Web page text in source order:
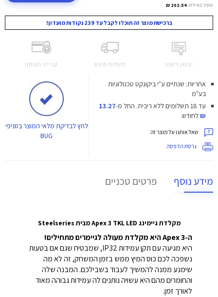
מחיר באילת: 202.54 ₪
ברכישת מוצר זה תוכלו לקבל עד 239 נקודות מועדון!
יבואן רשמי משלוח חינם קנייה בטוחה
אחריות: שנתיים ע"י ביקונקט טכנולוגיות
בע"מ
עד 18 תשלומים ללא ריבית.
החל מ-13.27
₪לחודש.
שאל אותנו על מוצר זה
גרסת הדפסה
לחץלבדיקת מלאי המוצר בסניפי
BUG
מידע נוסף פרטים טכניים
מקלדת גיימינג Apex 3 TKL LED מבית Steelseries
ה-Apex 3 היא מקלדת מעולה לגיימרים מתחילים!
היא מגיעה עם תקן עמידות IP32, שמבטיח שגם אם בטעות
נשפכה לכם כוס המיץ ממש בזמן המשחק, זה לא מה
שימנע ממנה להמשיך לעבוד בשבילכם. המבנה שלה
והחומרים מהם היא עשויה נותנים לה עמידות גבוהה מאוד
לאורך זמן.